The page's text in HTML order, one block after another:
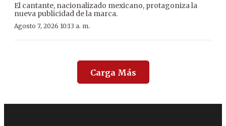
El cantante, nacionalizado mexicano, protagoniza la
nueva publicidad de la marca.
Agosto 7, 2026 10:13 a. m.
Carga Más